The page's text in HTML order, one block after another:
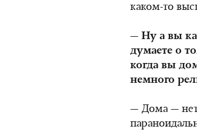
каком-то
— Ну а вы
думаете о
когда вы
немного
— Дома —